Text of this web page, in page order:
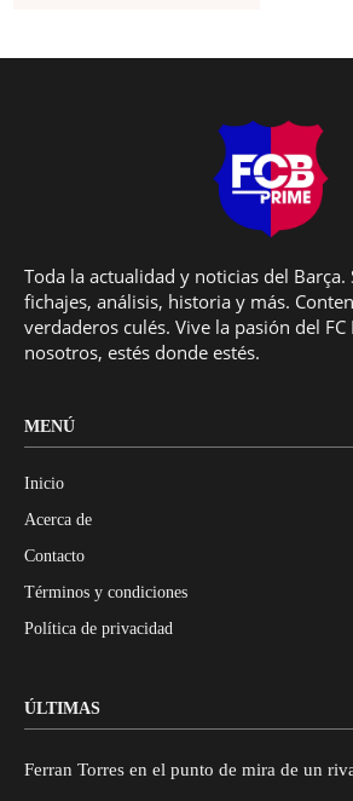
Toda la actualidad y noticias del Barça.
fichajes, análisis, historia y más.
verdaderos culés. Vive la pasión del FC
nosotros, estés donde estés.
MENÚ
Inicio
Acerca de
Contacto
Términos y condiciones
Política de privacidad
ÚLTIMAS
Ferran Torres en el punto de mira de un